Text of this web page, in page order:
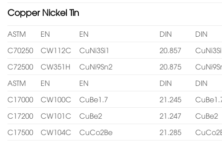
Copper Nickel Tin
ASTM EN EN DIN
DIN
C70250
CW112C CuNi3Si1 20.857
CuNi3Si
C72500
CW351H CuNi9Sn2 20.875
ASTM
EN EN DIN
DIN
C17000
CW100C CuBe1.7 21.245
C17200
CW101C CuBe2 21.247
CuBe2
C17500
CW104C CuCo2Be 21.285